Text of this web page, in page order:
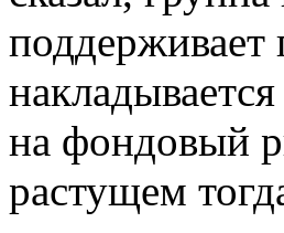
на фондовый
растущем